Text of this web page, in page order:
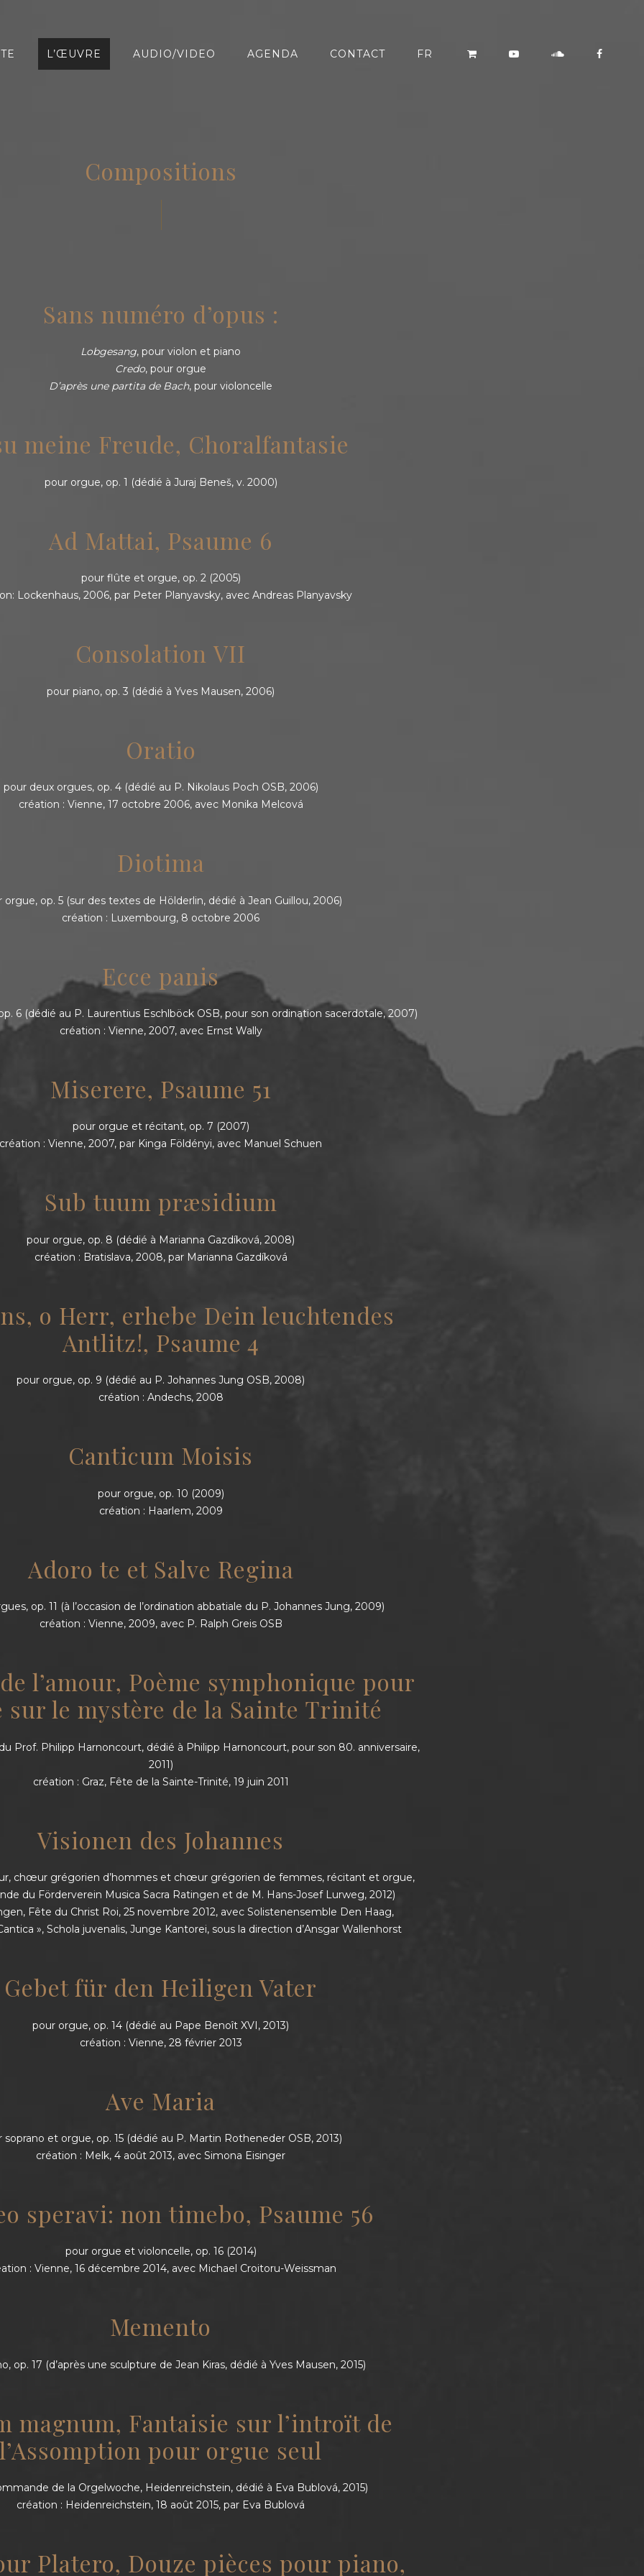
L’ŒUVRE AUDIO/VIDEO AGENDA CONTACT FR
Compositions
Sans numéro d’opus :
Lobgesang, pour violon et piano
Credo, pour orgue
D’après une partita de Bach, pour violoncelle
meine Freude, Choralfantasie
pour orgue, op. 1 (dédié à Juraj Beneš, v. 2000)
Ad Mattai, Psaume 6
pour flûte et orgue, op. 2 (2005)
Lockenhaus, 2006, par Peter Planyavsky, avec Andreas Planyavsky
Consolation VII
pour piano, op. 3 (dédié à Yves Mausen, 2006)
Oratio
pour deux orgues, op. 4 (dédié au P. Nikolaus Poch OSB, 2006)
création : Vienne, 17 octobre 2006, avec Monika Melcová
Diotima
orgue, op. 5 (sur des textes de Hölderlin, dédié à Jean Guillou, 2006)
création : Luxembourg, 8 octobre 2006
Ecce panis
6 (dédié au P. Laurentius Eschlböck OSB, pour son ordination sacerdotale, 2007)
création : Vienne, 2007, avec Ernst Wally
Miserere, Psaume 51
pour orgue et récitant, op. 7 (2007)
création : Vienne, 2007, par Kinga Földényi, avec Manuel Schuen
Sub tuum præsidium
pour orgue, op. 8 (dédié à Marianna Gazdíková, 2008)
création : Bratislava, 2008, par Marianna Gazdíková
o Herr, erhebe Dein leuchtendes
Antlitz!, Psaume 4
pour orgue, op. 9 (dédié au P. Johannes Jung OSB, 2008)
création : Andechs, 2008
Canticum Moisis
pour orgue, op. 10 (2009)
création : Haarlem, 2009
Adoro te et Salve Regina
op. 11 (à l’occasion de l’ordination abbatiale du P. Johannes Jung, 2009)
création : Vienne, 2009, avec P. Ralph Greis OSB
l’amour, Poème symphonique pour
sur le mystère de la Sainte Trinité
Prof. Philipp Harnoncourt, dédié à Philipp Harnoncourt, pour son 80. anniversaire,
2011)
création : Graz, Fête de la Sainte-Trinité, 19 juin 2011
Visionen des Johannes
chœur grégorien d’hommes et chœur grégorien de femmes, récitant et orgue,
du Förderverein Musica Sacra Ratingen et de M. Hans-Josef Lurweg, 2012)
Fête du Christ Roi, 25 novembre 2012, avec Solistenensemble Den Haag,
», Schola juvenalis, Junge Kantorei, sous la direction d’Ansgar Wallenhorst
Gebet für den Heiligen Vater
pour orgue, op. 14 (dédié au Pape Benoît XVI, 2013)
création : Vienne, 28 février 2013
Ave Maria
soprano et orgue, op. 15 (dédié au P. Martin Rotheneder OSB, 2013)
création : Melk, 4 août 2013, avec Simona Eisinger
speravi: non timebo, Psaume 56
pour orgue et violoncelle, op. 16 (2014)
: Vienne, 16 décembre 2014, avec Michael Croitoru-Weissman
Memento
op. 17 (d’après une sculpture de Jean Kiras, dédié à Yves Mausen, 2015)
magnum, Fantaisie sur l’introït de
l’Assomption pour orgue seul
de la Orgelwoche, Heidenreichstein, dédié à Eva Bublová, 2015)
création : Heidenreichstein, 18 août 2015, par Eva Bublová
Platero, Douze pièces pour piano,